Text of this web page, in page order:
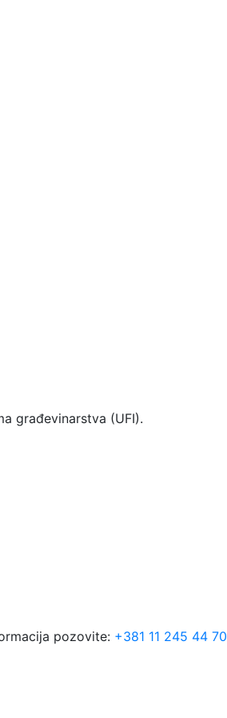
građevinarstva (UFI).
pozovite: +381 11 245 44 70